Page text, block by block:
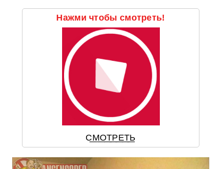
Нажми чтобы смотреть!
С͟М͟О͟Т͟Р͟Е͟Т͟Ь